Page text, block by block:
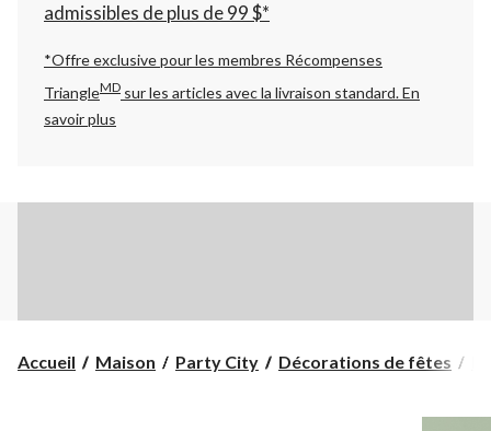
admissibles de plus de 99 $*
*Offre exclusive pour les membres Récompenses
TriangleMD sur les articles avec la livraison standard.En
savoir plus
Accueil Maison Party City Décorations de fêtes